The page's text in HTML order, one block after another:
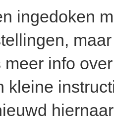
ingedoken
meer info
kleine